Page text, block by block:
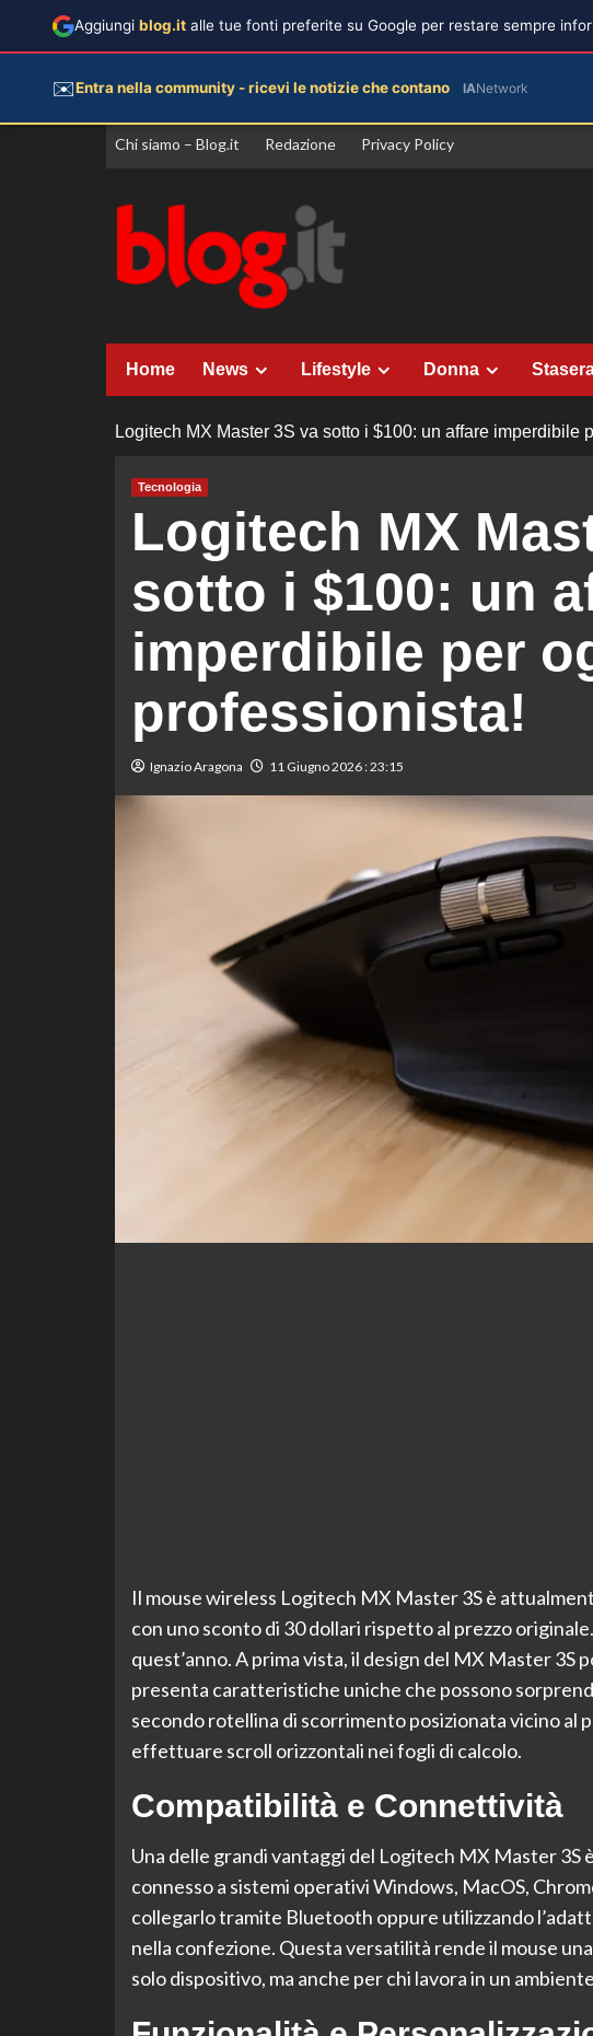
Vai
Chi siamo – Blog.it Redazione Privacy Policy
Home News Lifestyle Donna
Logitech MX Master 3S va sotto i $100: un affare imperdibile
Tecnologia
Logitech MX
sotto i $100: un
imperdibile per
professionista!
Ignazio Aragona 11 Giugno 2026 : 23:15
Il mouse wireless Logitech MX Master 3S è
con uno sconto di 30 dollari rispetto al prezzo
quest’anno. A prima vista, il design del MX Master
presenta caratteristiche uniche che possono
secondo rotellina di scorrimento posizionata vicino
effettuare scroll orizzontali nei fogli di calcolo.
Compatibilità e Connettività
Una delle grandi vantaggi del Logitech MX Master 3S
connesso a sistemi operativi Windows, MacOS,
collegarlo tramite Bluetooth oppure utilizzando
nella confezione. Questa versatilità rende il mouse
solo dispositivo, ma anche per chi lavora in un
Aggiungi blog.it alle tue fonti preferite su Google per restare sempre
✉️Entra nella community - ricevi le notizie che contano IANetwork